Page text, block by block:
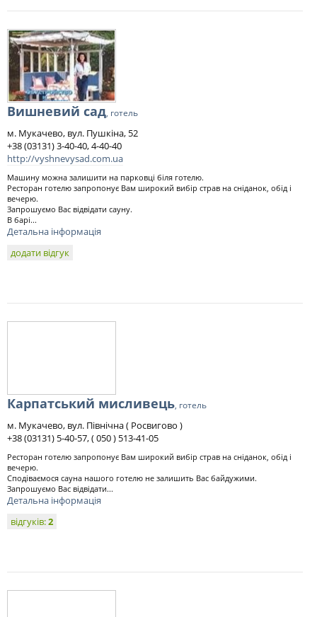
Вишневий сад, готель
м. Мукачево, вул. Пушкіна, 52
+38 (03131) 3-40-40, 4-40-40
http://vyshnevysad.com.ua
Машину можна залишити на парковці біля готелю.
Ресторан готелю запропонує Вам широкий вибір страв на сніданок, обід і
вечерю.
Запрошуємо Вас відвідати сауну.
В барі...
Детальна інформація
додати відгук
Карпатський мисливець, готель
м. Мукачево, вул. Північна ( Росвигово )
+38 (03131) 5-40-57, ( 050 ) 513-41-05
Ресторан готелю запропонує Вам широкий вибір страв на сніданок, обід і
вечерю.
Сподіваємося сауна нашого готелю не залишить Вас байдужими.
Запрошуємо Вас відвідати...
Детальна інформація
відгуків:2